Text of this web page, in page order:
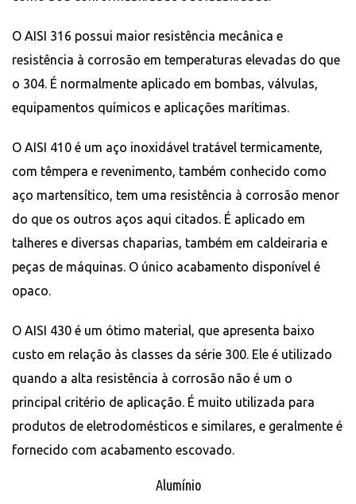
O AISI 316 possui maior resistência mecânica e
resistência à corrosão em temperaturas elevadas do que
o 304. É normalmente aplicado em bombas, válvulas,
equipamentos químicos e aplicações marítimas.
O AISI 410 é um aço inoxidável tratável termicamente,
com têmpera e revenimento, também conhecido como
aço martensítico, tem uma resistência à corrosão menor
do que os outros aços aqui citados. É aplicado em
talheres e diversas chaparias, também em caldeiraria e
peças de máquinas. O único acabamento disponível é
opaco.
O AISI 430 é um ótimo material, que apresenta baixo
custo em relação às classes da série 300. Ele é utilizado
quando a alta resistência à corrosão não é um o
principal critério de aplicação. É muito utilizada para
produtos de eletrodomésticos e similares, e geralmente é
fornecido com acabamento escovado.
Alumínio